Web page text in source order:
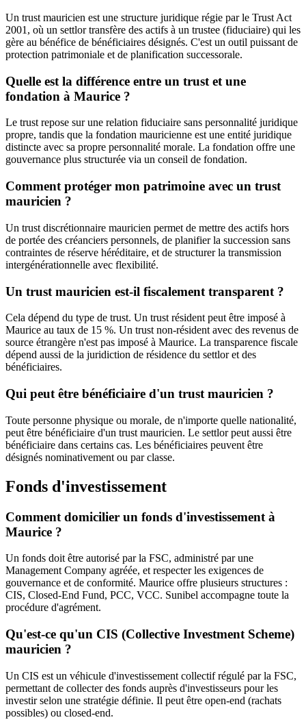
Un trust mauricien est une structure juridique régie par le Trust Act
2001, où un settlor transfère des actifs à un trustee (fiduciaire) qui les
gère au bénéfice de bénéficiaires désignés. C'est un outil puissant de
protection patrimoniale et de planification successorale.
Quelle est la différence entre un trust et une
fondation à Maurice ?
Le trust repose sur une relation fiduciaire sans personnalité juridique
propre, tandis que la fondation mauricienne est une entité juridique
distincte avec sa propre personnalité morale. La fondation offre une
gouvernance plus structurée via un conseil de fondation.
Comment protéger mon patrimoine avec un trust
mauricien ?
Un trust discrétionnaire mauricien permet de mettre des actifs hors
de portée des créanciers personnels, de planifier la succession sans
contraintes de réserve héréditaire, et de structurer la transmission
intergénérationnelle avec flexibilité.
Un trust mauricien est-il fiscalement transparent ?
Cela dépend du type de trust. Un trust résident peut être imposé à
Maurice au taux de 15 %. Un trust non-résident avec des revenus de
source étrangère n'est pas imposé à Maurice. La transparence fiscale
dépend aussi de la juridiction de résidence du settlor et des
bénéficiaires.
Qui peut être bénéficiaire d'un trust mauricien ?
Toute personne physique ou morale, de n'importe quelle nationalité,
peut être bénéficiaire d'un trust mauricien. Le settlor peut aussi être
bénéficiaire dans certains cas. Les bénéficiaires peuvent être
désignés nominativement ou par classe.
Fonds d'investissement
Comment domicilier un fonds d'investissement à
Maurice ?
Un fonds doit être autorisé par la FSC, administré par une
Management Company agréée, et respecter les exigences de
gouvernance et de conformité. Maurice offre plusieurs structures :
CIS, Closed-End Fund, PCC, VCC. Sunibel accompagne toute la
procédure d'agrément.
Qu'est-ce qu'un CIS (Collective Investment Scheme)
mauricien ?
Un CIS est un véhicule d'investissement collectif régulé par la FSC,
permettant de collecter des fonds auprès d'investisseurs pour les
investir selon une stratégie définie. Il peut être open-end (rachats
possibles) ou closed-end.